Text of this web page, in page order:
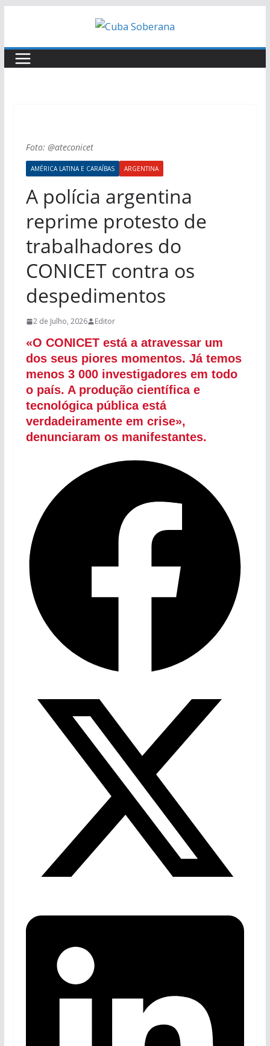
content
Foto: @ateconicet
AMÉRICA LATINA E CARAÍBAS ARGENTINA
A polícia argentina
reprime protesto de
trabalhadores do
CONICET contra os
despedimentos
2 de Julho, 2026 Editor
«O CONICET está a atravessar um
dos seus piores momentos. Já temos
menos 3 000 investigadores em todo
o país. A produção científica e
tecnológica pública está
verdadeiramente em crise»,
denunciaram os manifestantes.